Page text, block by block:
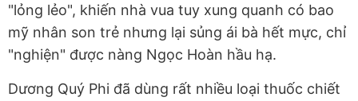
"lỏng lẻo", khiến nhà vua tuy xung quanh có bao
mỹ nhân son trẻ nhưng lại sủng ái bà hết mực, chỉ
"nghiện" được nàng Ngọc Hoàn hầu hạ.
Dương Quý Phi đã dùng rất nhiều loại thuốc chiết